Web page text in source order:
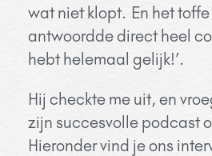
wat niet klopt. En het
antwoordde direct heel
hebt helemaal gelijk!’.
Hij checkte me uit, en
zijn succesvolle podcast
Hieronder vind je ons